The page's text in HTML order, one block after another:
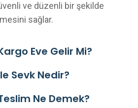
ve düzenli bir şekilde
sağlar.
Eve Gelir Mi?
Sevk Nedir?
Ne Demek?